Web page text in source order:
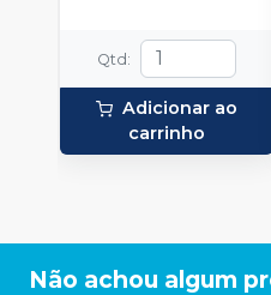
Qtd:
Adicionar ao
carrinho
Não achou algum